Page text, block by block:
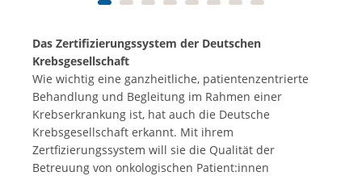
Das Zertifizierungssystem der Deutschen
Krebsgesellschaft
Wie wichtig eine ganzheitliche, patientenzentrierte
Behandlung und Begleitung im Rahmen einer
Krebserkrankung ist, hat auch die Deutsche
Krebsgesellschaft erkannt. Mit ihrem
Zertfizierungssystem will sie die Qualität der
Betreuung von onkologischen Patient:innen